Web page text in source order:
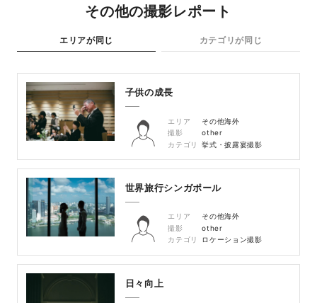
その他の撮影レポート
エリアが同じ カテゴリが同じ
子供の成長
エリア
その他海外
撮影
other
カテゴリ
挙式・披露宴撮影
世界旅行シンガポール
エリア
その他海外
撮影
other
カテゴリ
ロケーション撮影
日々向上